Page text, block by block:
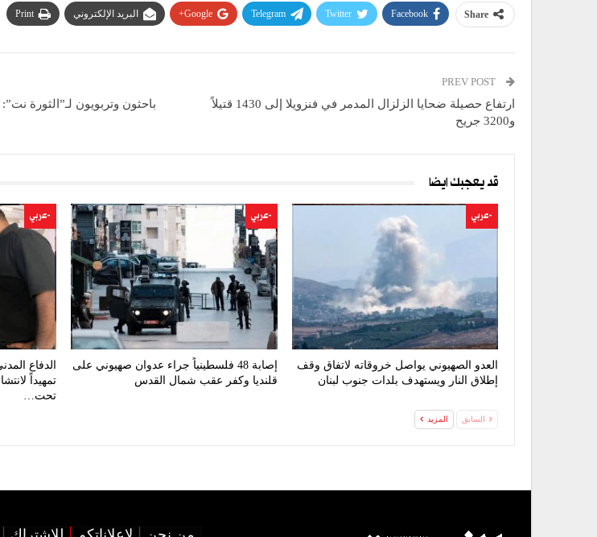
Share
Facebook
Twitter
Telegram
Google+ البريد الإلكتروني Print
ارتفاع حصيلة ضحايا الزلزال المدمر في فنزويلا إلى 1430 قتيلاً
و3200 جريح
باحثون وتربويون لـ”الثورة
قد يعجبك ايضا
-عربي
العدو الصهيوني يواصل خروقاته لاتفاق وقف
إطلاق النار ويستهدف بلدات جنوب لبنان
-عربي
إصابة 48 فلسطينياً جراء عدوان صهيوني على
قلنديا وكفر عقب شمال القدس
-عربي
تحت…
السابق المزيد